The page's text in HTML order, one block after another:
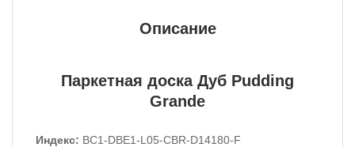
Описание
Паркетная доска Дуб Pudding
Grande
Индекс: BC1-DBE1-L05-CBR-D14180-F